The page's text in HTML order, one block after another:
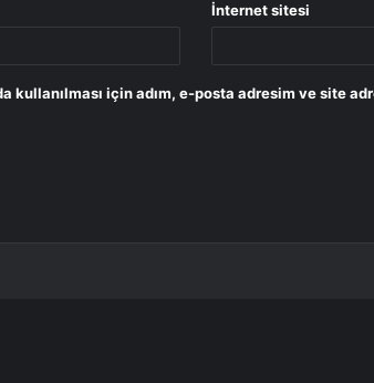
İnternet sitesi
kullanılması için adım, e-posta adresim ve site